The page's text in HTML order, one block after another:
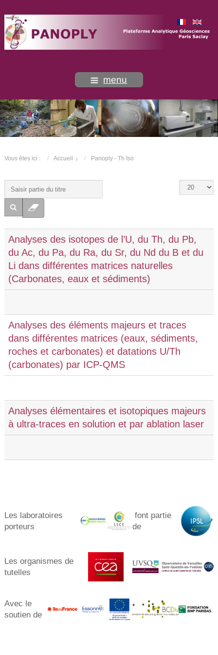
menu
Vous êtes ici : Accueil Panoply - Th Iso
Analyses des isotopes de l’U, du Th, du Pb,
du Ac, du Pa, du Ra, du Sr, du Nd du B et du
Li dans différentes matrices naturelles
(Carbonates, eaux et sédiments)
Analyses des éléments majeurs et traces
dans différentes matrices (eaux, sédiments,
roches et carbonates) et datations U/Th
(carbonates) par ICP-QMS
Analyses élémentaires et isotopiques majeurs
à ultra-traces en solution et par ablation laser
Les laboratoires
porteurs​
font partie
de
Les organismes de
tutelles
Avec le
soutien de